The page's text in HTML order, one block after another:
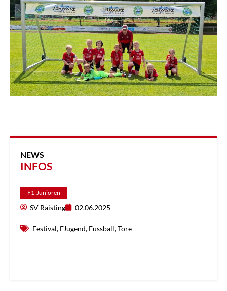
NEWS
INFOS
F1-Junioren
SV Raisting 02.06.2025
Festival, FJugend, Fussball,Tore